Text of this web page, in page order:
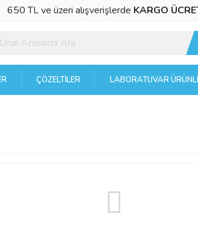
650 TL ve üzeri alışverişlerde KARGO
ÇÖZELTILER LABORATUVAR